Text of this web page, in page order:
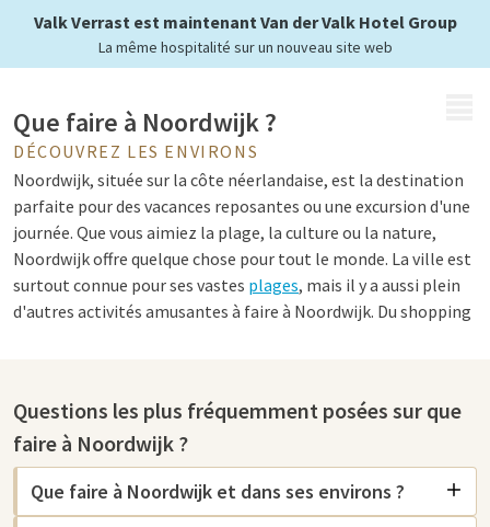
Valk Verrast est maintenant Van der Valk Hotel Group
La même hospitalité sur un nouveau site web
Que faire à Noordwijk ?
DÉCOUVREZ LES ENVIRONS
Noordwijk, située sur la côte néerlandaise, est la destination
parfaite pour des vacances reposantes ou une excursion d'une
journée. Que vous aimiez la plage, la culture ou la nature,
Noordwijk offre quelque chose pour tout le monde. La ville est
surtout connue pour ses vastes plages, mais il y a aussi plein
d'autres activités amusantes à faire à Noordwijk. Du shopping
Attractions à Noordwijk
Noordwijk aan Zee est surtout connue pour sa magnifique
Questions les plus fréquemment posées sur que
faire à Noordwijk ?
Que faire à Noordwijk et dans ses environs ?